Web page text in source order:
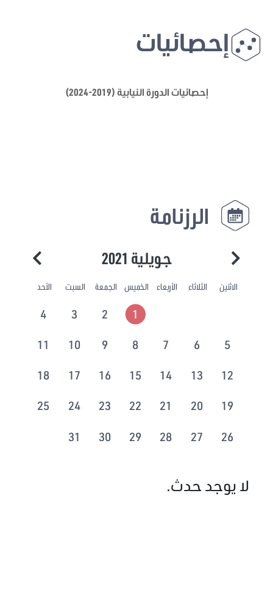
إحصائيات
إحصائيات الدورة النيابية (2019-2024)
الرزنامة
جويلية 2021
الاثنين الثلاثاء الأربعاء الخميس الجمعة السبت الأحد
1
2
3
4
5
6
7
8
9
10
11
12
13
14
15
16
17
18
19
20
21
22
23
24
25
26
27
28
29
30
31
لا يوجد حدث.